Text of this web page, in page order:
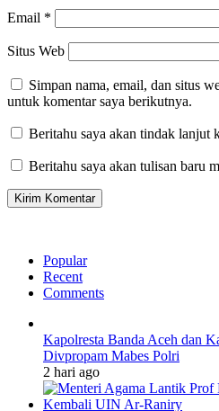
Email *
Situs Web
Simpan nama, email, dan situs
untuk komentar saya berikutnya.
Beritahu saya akan tindak lanjut
Beritahu saya akan tulisan baru
Popular
Recent
Comments
Kapolresta Banda Aceh dan
Divpropam Mabes Polri
2 hari ago